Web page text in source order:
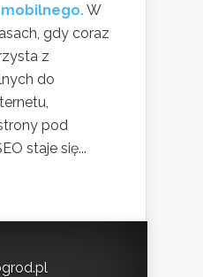
W
gdy coraz
z
do
pod
staje się...